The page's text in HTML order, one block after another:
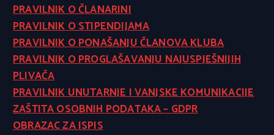
PRAVILNIK O ČLANARINI
PRAVILNIK O STIPENDIJAMA
PRAVILNIK O PONAŠANJU ČLANOVA KLUBA
PRAVILNIK O PROGLAŠAVANJU NAJUSPJEŠNIJIH
PLIVAČA
PRAVILNIK UNUTARNJE I VANJSKE KOMUNIKACIJE
ZAŠTITA OSOBNIH PODATAKA – GDPR
OBRAZAC ZA ISPIS